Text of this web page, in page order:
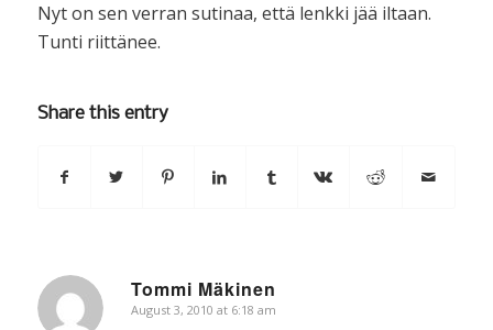
Nyt on sen verran sutinaa, että lenkki jää iltaan.
Tunti riittänee.
Share this entry
Tommi Mäkinen
says:
August 3, 2010 at 6:18 am